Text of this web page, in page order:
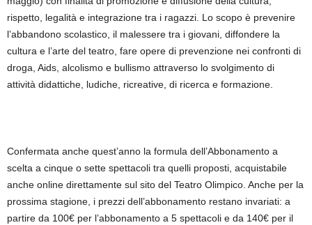
rispetto, legalità e integrazione tra i ragazzi. Lo scopo è prevenire
l’abbandono scolastico, il malessere tra i giovani, diffondere la
cultura e l’arte del teatro, fare opere di prevenzione nei confronti di
droga, Aids, alcolismo e bullismo attraverso lo svolgimento di
attività didattiche, ludiche, ricreative, di ricerca e formazione.
Confermata anche quest’anno la formula dell’Abbonamento a
scelta a cinque o sette spettacoli tra quelli proposti, acquistabile
anche online direttamente sul sito del Teatro Olimpico. Anche per la
prossima stagione, i prezzi dell’abbonamento restano invariati: a
partire da 100€ per l’abbonamento a 5 spettacoli e da 140€ per il